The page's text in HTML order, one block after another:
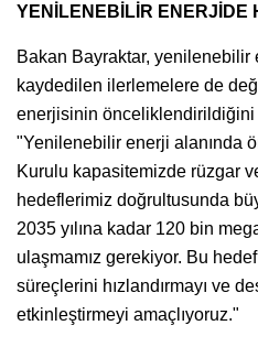
YENİLENEBİLİR ENERJİDE
Bakan Bayraktar,
kaydedilen ilerlemelere de
enerjisinin önceliklendirildiğini
"Yenilenebilir enerji alanında
Kurulu kapasitemizde rüzgar
hedeflerimiz doğrultusunda
2035 yılına kadar 120 bin
ulaşmamız gerekiyor. Bu
süreçlerini hızlandırmayı ve
etkinleştirmeyi amaçlıyoruz."